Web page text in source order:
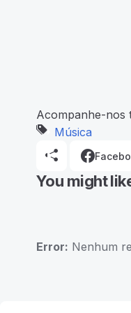
Acompanhe-nos
Música
You might
Error: Nenhum